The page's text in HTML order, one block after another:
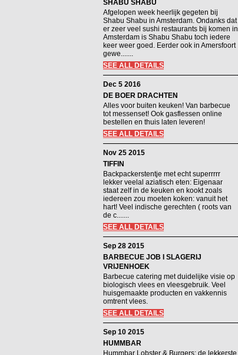
SHABU SHABU
Afgelopen week heerlijk gegeten bij
Shabu Shabu in Amsterdam. Ondanks dat
er zeer veel sushi restaurants bij komen in
Amsterdam is Shabu Shabu toch iedere
keer weer goed. Eerder ook in Amersfoort
gewe.......
SEE ALL DETAILS
Dec 5 2016
DE BOER DRACHTEN
Alles voor buiten keuken! Van barbecue
tot messenset! Ook gasflessen online
bestellen en thuis laten leveren!
SEE ALL DETAILS
Nov 25 2015
TIFFIN
Backpackerstentje met echt superrrrr
lekker veelal aziatisch eten: Eigenaar
staat zelf in de keuken en kookt zoals
iedereen zou moeten koken: vanuit het
hart! Veel indische gerechten ( roots van
de c.......
SEE ALL DETAILS
Sep 28 2015
BARBECUE JOB I SLAGERIJ
VRIJENHOEK
Barbecue catering met duidelijke visie op
biologisch vlees en vleesgebruik. Veel
huisgemaakte producten en vakkennis
omtrent vlees.
SEE ALL DETAILS
Sep 10 2015
HUMMBAR
Hummbar Lobster & Burgers: de lekkerste